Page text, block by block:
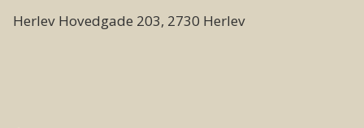
Herlev Hovedgade 203, 2730 Herlev